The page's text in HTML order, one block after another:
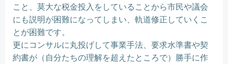
こと、莫大な税金投入をしていることから市民や議会
にも説明が困難になってしまい、軌道修正していくこ
とが困難です。
更にコンサルに丸投げして事業手法、要求水準書や契
約書が（自分たちの理解を超えたところで）勝手に作